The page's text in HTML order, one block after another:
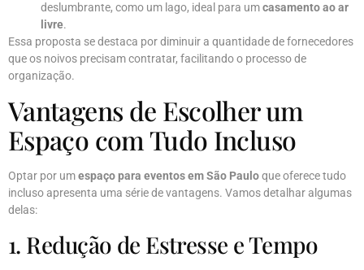
deslumbrante, como um lago, ideal para umcasamento ao ar
livre.
Essa proposta se destaca por diminuir a quantidade de fornecedores
que os noivos precisam contratar, facilitando o processo de
organização.
Vantagens de Escolher um
Espaço com Tudo Incluso
Optar por umespaço para eventos em São Pauloque oferece tudo
incluso apresenta uma série de vantagens. Vamos detalhar algumas
delas:
1. Redução de Estresse e Tempo